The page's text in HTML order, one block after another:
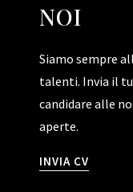
NOI
Siamo sempre
talenti. Invia il
candidare alle
aperte.
INVIA CV